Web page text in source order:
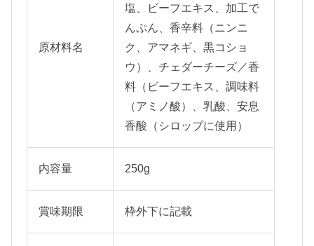
原材料名
塩、ビーフエキス、加工で
んぷん、香辛料（ニンニ
ク、アマネギ、黒コショ
ウ）、チェダーチーズ／香
料（ビーフエキス、調味料
（アミノ酸）、乳酸、安息
香酸（シロップに使用）
内容量 250g
賞味期限 枠外下に記載